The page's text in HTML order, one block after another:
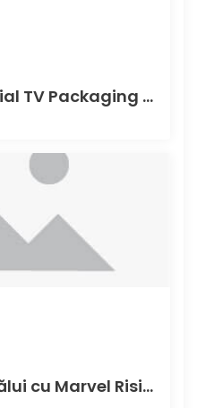
Batman: Totalul serial TV Packaging Photos
Sărbătoriți Ziua Tatălui cu Marvel Rising Alpha#1 în această duminică